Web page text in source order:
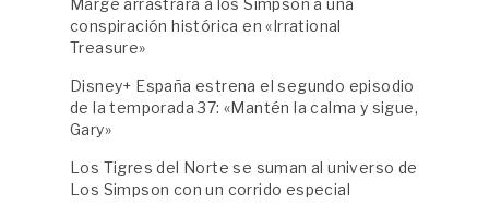
conspiración histórica en «Irrational
Treasure»
Disney+ España estrena el segundo episodio
de la temporada 37: «Mantén la calma y sigue,
Gary»
Los Tigres del Norte se suman al universo de
Los Simpson con un corrido especial